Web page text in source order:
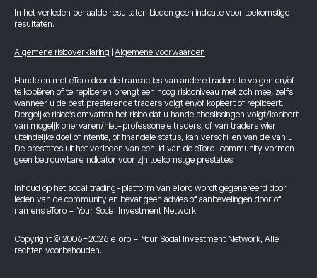
In het verleden behaalde resultaten bieden geen indicatie voor toekomstige
resultaten.
Algemene risicoverklaring Algemene voorwaarden
Handelen met eToro door de transacties van andere traders te volgen en/of
te kopiëren of te repliceren brengt een hoog risiconiveau met zich mee, zelfs
wanneer u de best presterende traders volgt en/of kopieert of repliceert.
Dergelijke risico’s omvatten het risico dat u handelsbeslissingen volgt/kopieert
van mogelijk onervaren/niet-professionele traders, of van traders wier
uiteindelijke doel of intentie, of financiële status, kan verschillen van die van u.
De prestaties uit het verleden van een lid van de eToro-community vormen
geen betrouwbare indicator voor zijn toekomstige prestaties.
Inhoud op het social trading-platform van eToro wordt gegenereerd door
leden van de community en bevat geen advies of aanbevelingen door of
namens eToro - Your Social Investment Network.
Copyright © 2006-2026 eToro - Your Social Investment Network, Alle
rechten voorbehouden.